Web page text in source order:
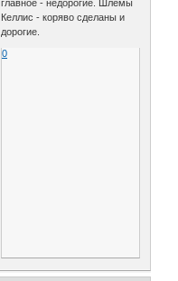
главное - недорогие. Шлемы
Келлис - коряво сделаны и
дорогие.
0